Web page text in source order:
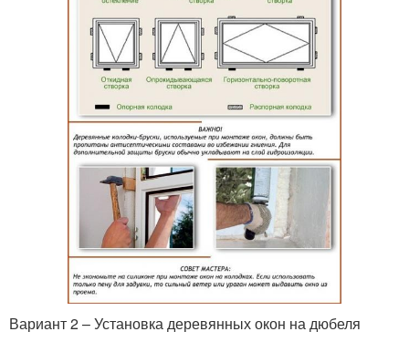
Вариант 2 – Установка деревянных окон на дюбеля